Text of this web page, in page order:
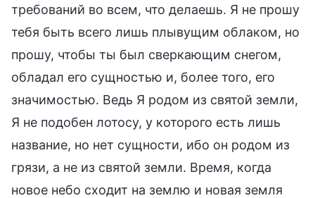
требований во всем, что делаешь. Я не прошу
тебя быть всего лишь плывущим облаком, но
прошу, чтобы ты был сверкающим снегом,
обладал его сущностью и, более того, его
значимостью. Ведь Я родом из святой земли,
Я не подобен лотосу, у которого есть лишь
название, но нет сущности, ибо он родом из
грязи, а не из святой земли. Время, когда
новое небо сходит на землю и новая земля